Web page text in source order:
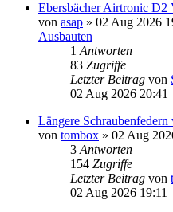
Ebersbächer Airtronic D2
von asap » 02 Aug 2026
Ausbauten
1 Antworten
83 Zugriffe
Letzter Beitrag von
02 Aug 2026 20:41
Längere
von tombox » 02 Aug
3 Antworten
154 Zugriffe
Letzter Beitrag von
02 Aug 2026 19:11